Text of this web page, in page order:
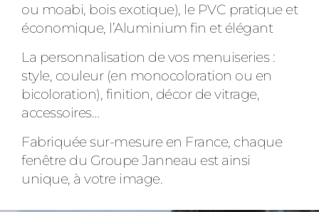
ou moabi, bois exotique), le PVC pratique et
économique, l’Aluminium fin et élégant
La personnalisation de vos menuiseries :
style, couleur (en monocoloration ou en
bicoloration), finition, décor de vitrage,
accessoires…
Fabriquée sur-mesure en France, chaque
fenêtre du Groupe Janneau est ainsi
unique, à votre image.